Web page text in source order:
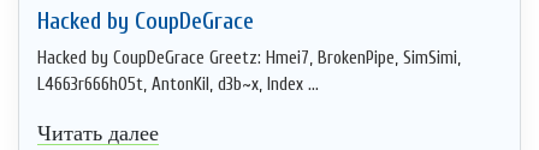
Hacked by CoupDeGrace
Hacked by CoupDeGrace Greetz: Hmei7, BrokenPipe, SimSimi,
L4663r666h05t, AntonKil, d3b~x, Index ...
Читать далее